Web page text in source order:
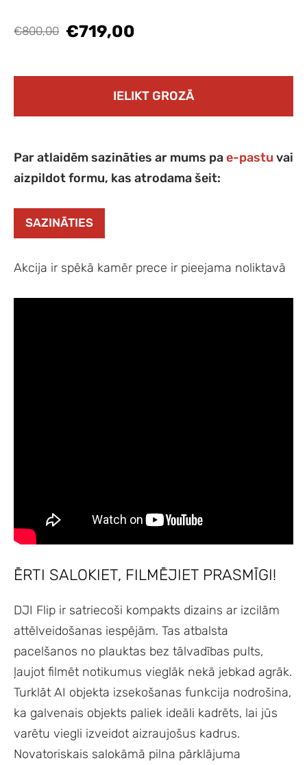
€800,00 €719,00
IELIKT GROZĀ
Par atlaidēm sazināties ar mums pae-pastu vai
aizpildot formu, kas atrodama šeit:
SAZINĀTIES
Akcija ir spēkā kamēr prece ir pieejama noliktavā
ĒRTI SALOKIET, FILMĒJIET PRASMĪGI!
DJI Flip ir satriecoši kompakts dizains ar izcilām
attēlveidošanas iespējām. Tas atbalsta
pacelšanos no plauktas bez tālvadības pults,
ļaujot filmēt notikumus vieglāk nekā jebkad agrāk.
Turklāt AI objekta izsekošanas funkcija nodrošina,
ka galvenais objekts paliek ideāli kadrēts, lai jūs
varētu viegli izveidot aizraujošus kadrus.
Novatoriskais salokāmā pilna pārklājuma